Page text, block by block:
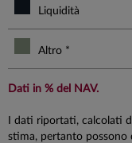
Liquidità
Altro *
Dati in % del NAV.
I dati riportati, calcolati
stima, pertanto possono